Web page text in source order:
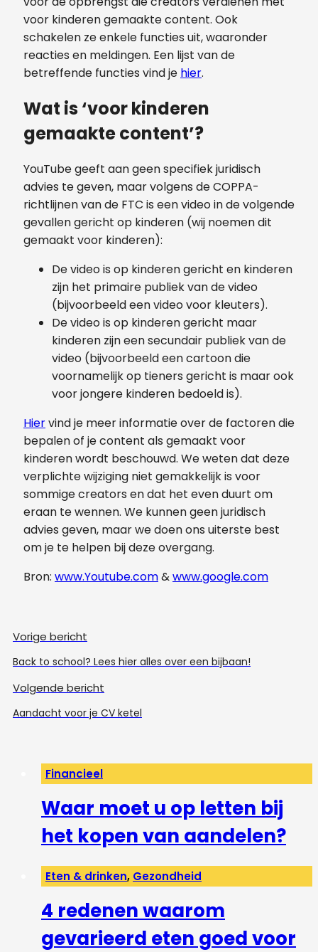
voor kinderen gemaakte content. Ook
schakelen ze enkele functies uit, waaronder
reacties en meldingen. Een lijst van de
betreffende functies vind je hier.
Wat is ‘voor kinderen
gemaakte content’?
YouTube geeft aan geen specifiek juridisch
advies te geven, maar volgens de COPPA-
richtlijnen van de FTC is een video in de volgende
gevallen gericht op kinderen (wij noemen dit
gemaakt voor kinderen):
De video is op kinderen gericht en kinderen
zijn het primaire publiek van de video
(bijvoorbeeld een video voor kleuters).
De video is op kinderen gericht maar
kinderen zijn een secundair publiek van de
video (bijvoorbeeld een cartoon die
voornamelijk op tieners gericht is maar ook
voor jongere kinderen bedoeld is).
Hiervind je meer informatie over de factoren die
bepalen of je content als gemaakt voor
kinderen wordt beschouwd. We weten dat deze
verplichte wijziging niet gemakkelijk is voor
sommige creators en dat het even duurt om
eraan te wennen. We kunnen geen juridisch
advies geven, maar we doen ons uiterste best
om je te helpen bij deze overgang.
Bron: www.Youtube.com&www.google.com
Vorige bericht
Back to school? Lees hier alles over een bijbaan!
Volgende bericht
Aandacht voor je CV ketel
Financieel
Waar moet u op letten bij
het kopen van aandelen?
Eten & drinken, Gezondheid
4 redenen waarom
gevarieerd eten goed voor